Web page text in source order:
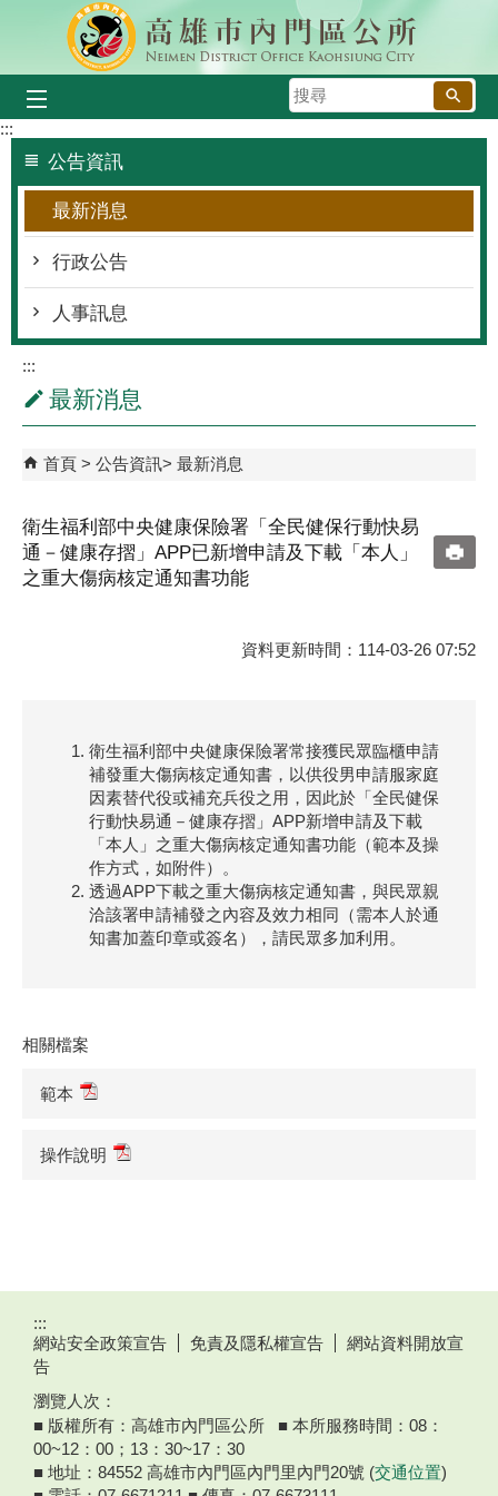
跳到主要內容區塊
搜
尋
:::
公告資訊
最新消息
行政公告
人事訊息
:::
最新消息
首頁 公告資訊 最新消息
衛生福利部中央健康保險署「全民健保行動快易
通－健康存摺」APP已新增申請及下載「本人」
之重大傷病核定通知書功能
資料更新時間：114-03-26 07:52
衛生福利部中央健康保險署常接獲民眾臨櫃申請
補發重大傷病核定通知書，以供役男申請服家庭
因素替代役或補充兵役之用，因此於「全民健保
行動快易通－健康存摺」APP新增申請及下載
「本人」之重大傷病核定通知書功能（範本及操
作方式，如附件）。
透過APP下載之重大傷病核定通知書，與民眾親
洽該署申請補發之內容及效力相同（需本人於通
知書加蓋印章或簽名），請民眾多加利用。
相關檔案
範本
操作說明
:::
網站安全政策宣告
免責及隱私權宣告
網站資料開放宣
告
瀏覽人次：
■ 版權所有：高雄市內門區公所 ■ 本所服務時間：08：
00~12：00；13：30~17：30
■ 地址：84552 高雄市內門區內門里內門20號 (交通位置)